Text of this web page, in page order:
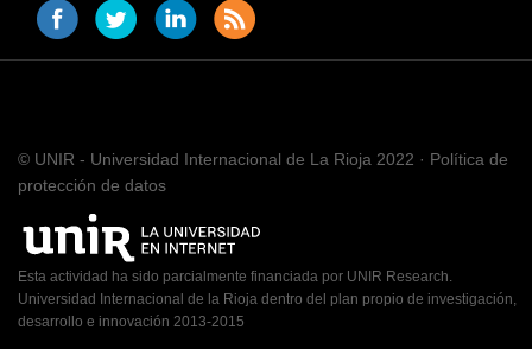
© UNIR - Universidad Internacional de La Rioja 2022 · Política de
protección de datos
Esta actividad ha sido parcialmente financiada por UNIR Research.
Universidad Internacional de la Rioja dentro del plan propio de investigación,
desarrollo e innovación 2013-2015